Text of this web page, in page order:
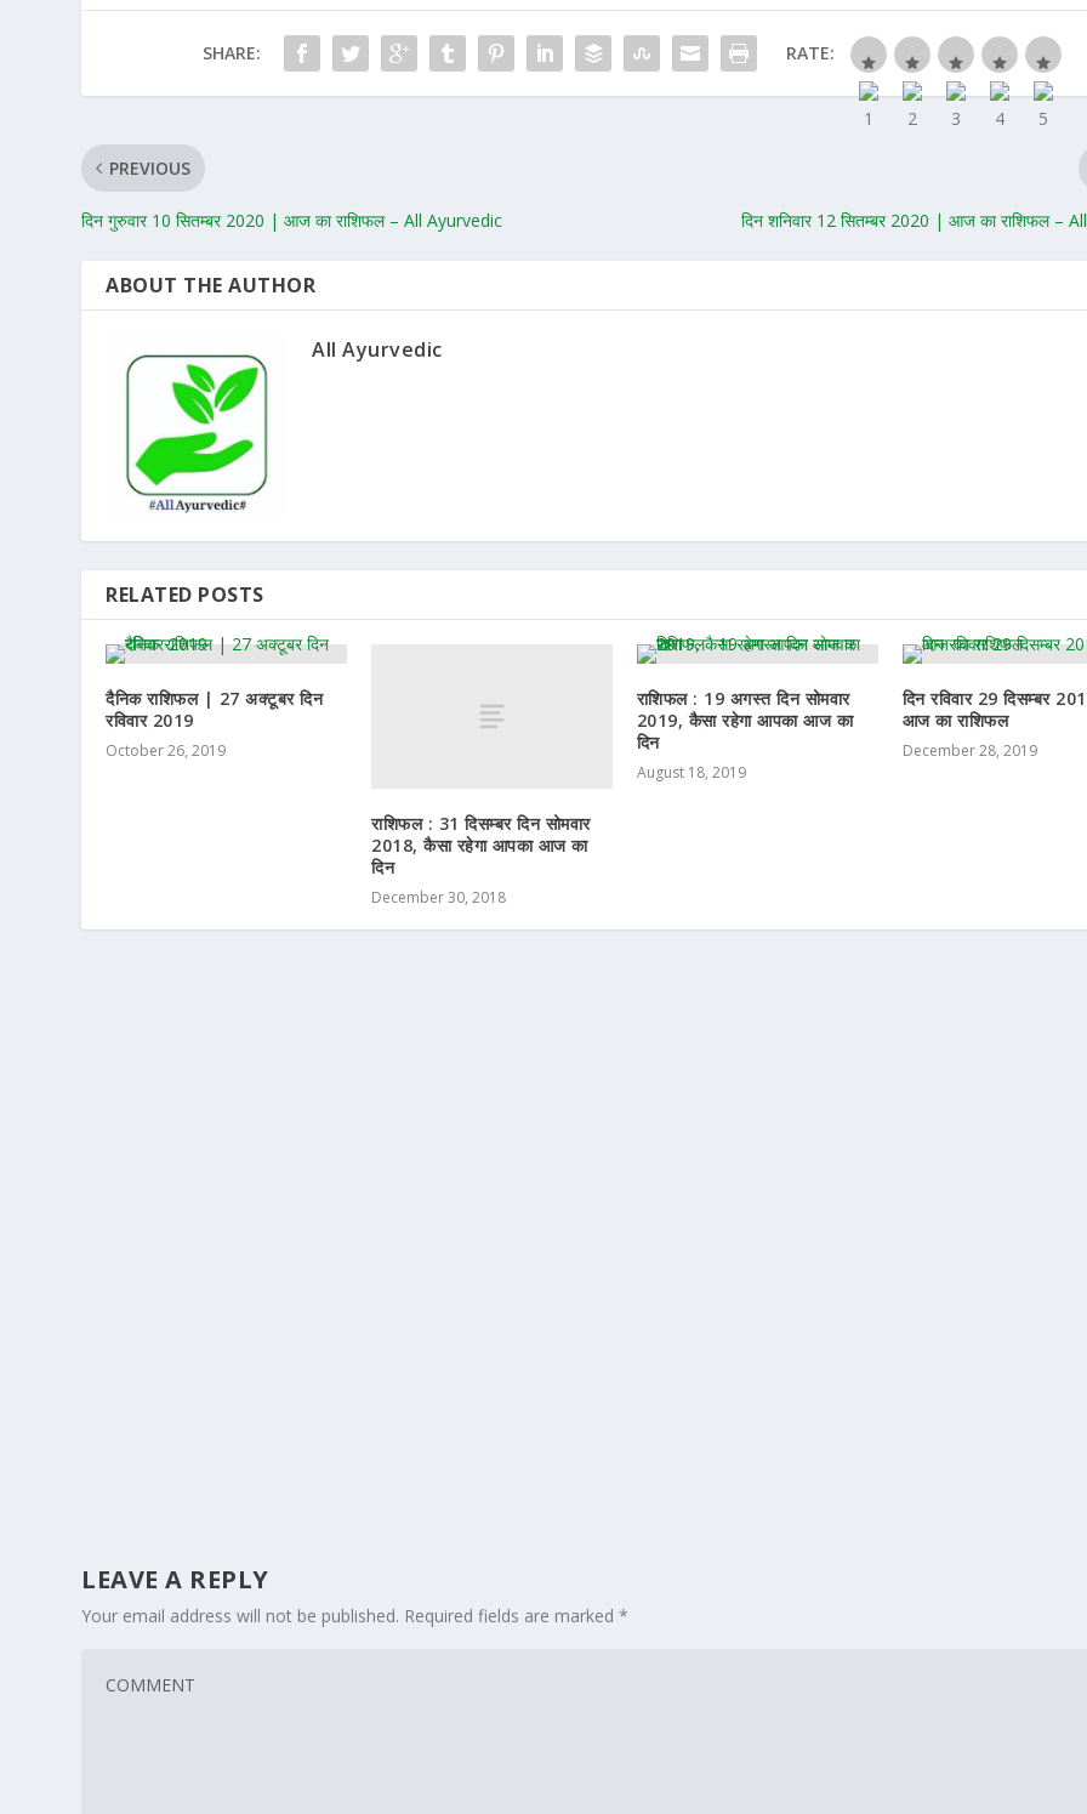
SHARE: RATE:
PREVIOUS
दिन गुरुवार 10 सितम्बर 2020 | आज का राशिफल – All Ayurvedic दिन शनिवार 12 सितम्बर 2020 | आज का राशिफल –
ABOUT THE AUTHOR
All Ayurvedic
RELATED POSTS
दैनिक राशिफल | 27 अक्टूबर दिन
रविवार 2019
October 26, 2019
राशिफल : 31 दिसम्बर दिन सोमवार
2018, कैसा रहेगा आपका आज का
दिन
December 30, 2018
राशिफल : 19 अगस्त दिन सोमवार
2019, कैसा रहेगा आपका आज का
दिन
August 18, 2019
दिन रविवार 29 दिसम्बर
आज का राशिफल
December 28, 2019
LEAVE A REPLY
Your email address will not be published. Required fields are marked*